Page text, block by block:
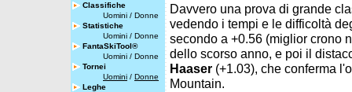
Classifiche
Uomini / Donne
Statistiche
Uomini / Donne
FantaSkiTool®
Uomini / Donne
Tornei
Uomini / Donne
Leghe
Davvero una prova di grande
vedendo i tempi e le difficoltà
secondo a +0.56 (miglior crono
dello scorso anno, e poi il
Haaser (+1.03), che conferma
Mountain.